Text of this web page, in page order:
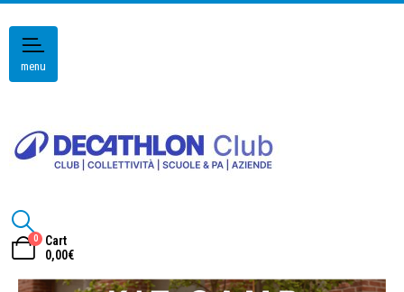
menu
0
Cart
0,00€